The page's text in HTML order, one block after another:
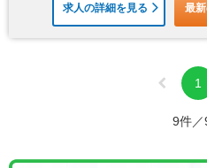
求人の詳細を見る 最
1
9件／